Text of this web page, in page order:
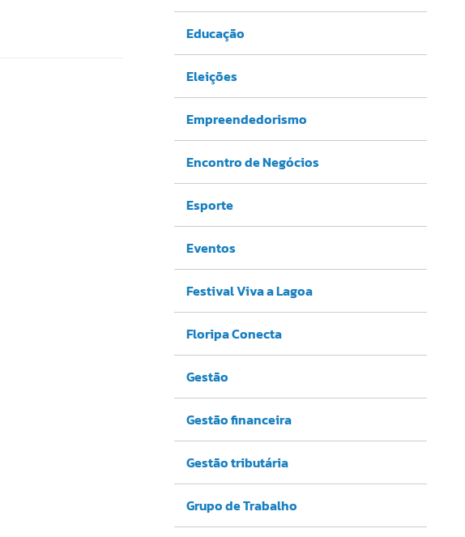
Educação
Eleições
Empreendedorismo
Encontro de Negócios
Esporte
Eventos
Festival Viva a Lagoa
Floripa Conecta
Gestão
Gestão financeira
Gestão tributária
Grupo de Trabalho